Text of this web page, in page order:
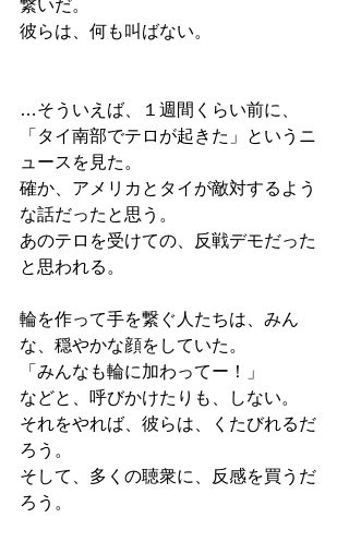
繋いだ。
彼らは、何も叫ばない。
…そういえば、１週間くらい前に、
「タイ南部でテロが起きた」というニ
ュースを見た。
確か、アメリカとタイが敵対するよう
な話だったと思う。
あのテロを受けての、反戦デモだった
と思われる。
輪を作って手を繋ぐ人たちは、みん
な、穏やかな顔をしていた。
「みんなも輪に加わってー！」
などと、呼びかけたりも、しない。
それをやれば、彼らは、くたびれるだ
ろう。
そして、多くの聴衆に、反感を買うだ
ろう。